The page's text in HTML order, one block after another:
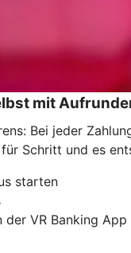
mit
Bei jeder
Schritt und es
starten
der VR Banking App